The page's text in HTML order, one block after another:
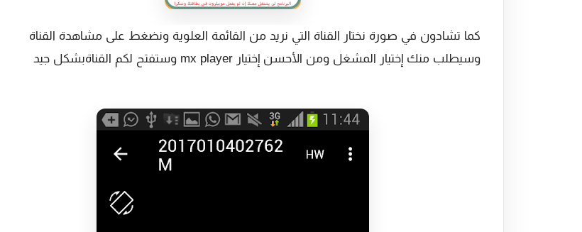
كما تشادون في صورة نختار القناة التي نريد من القائمة العلوية ونضغط على مشاهدة القناة
وسيطلب منك إختيار المشغل ومن الأحسن إختيار mx player وستفتح لكم القناةبشكل جيد